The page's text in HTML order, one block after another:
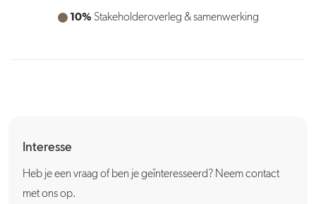
10% Stakeholderoverleg & samenwerking
10% Datakwaliteit, governance & gebruikersbeheer
Interesse
Heb je een vraag of ben je geïnteresseerd? Neem contact
met ons op.